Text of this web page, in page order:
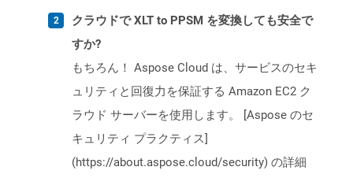
クラウドで XLT to PPSM を変換しても安全で
すか?
もちろん！ Aspose Cloud は、サービスのセキ
ュリティと回復力を保証する Amazon EC2 ク
ラウド サーバーを使用します。 [Aspose のセ
キュリティ プラクティス]
(https://about.aspose.cloud/security) の詳細